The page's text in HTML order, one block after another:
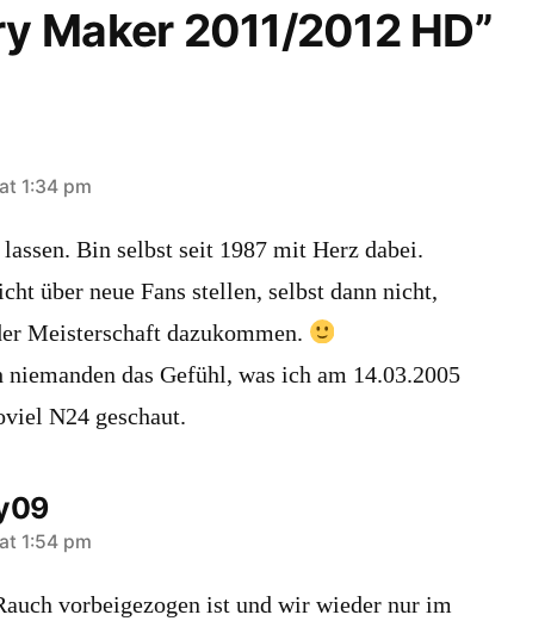
Maker 2011/2012 HD”
1:34 pm
Bin selbst seit 1987 mit Herz dabei.
über neue Fans stellen, selbst dann nicht,
Meisterschaft dazukommen.
niemanden das Gefühl, was ich am 14.03.2005
N24 geschaut.
1:54 pm
vorbeigezogen ist und wir wieder nur im